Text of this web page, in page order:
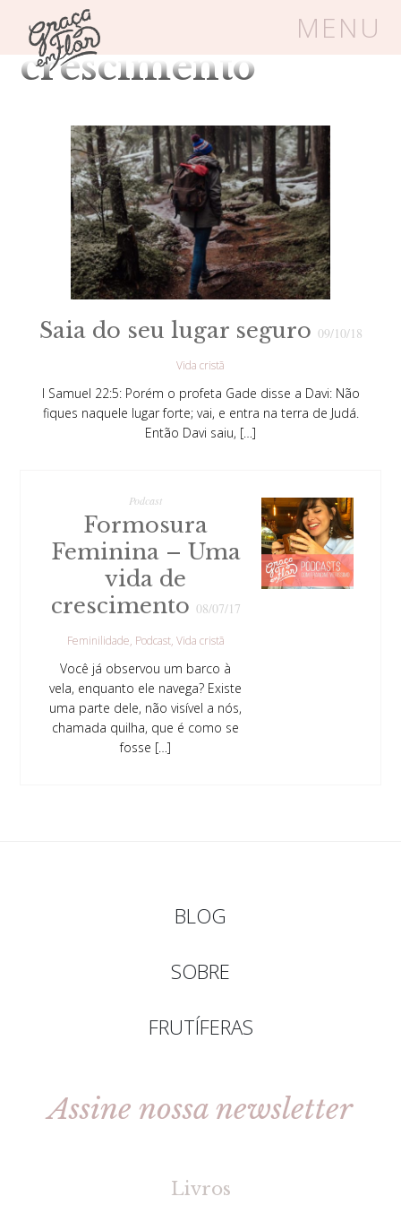
MENU
Um espaço seguro onde mulheres
Livros Carrinho Login
BLOG
SOBRE
FRUTÍFERAS
Tag Arquivos:
crescimento
Saia do seu lugar seguro 09/10/18
Vida cristã
I Samuel 22:5: Porém o profeta Gade disse a Davi: Não
fiques naquele lugar forte; vai, e entra na terra de Judá.
Então Davi saiu, […]
Podcast
Formosura
Feminina – Uma
vida de
crescimento 08/07/17
Feminilidade Podcast Vida cristã
Você já observou um barco à
vela, enquanto ele navega? Existe
uma parte dele, não visível a nós,
chamada quilha, que é como se
fosse […]
BLOG
SOBRE
FRUTÍFERAS
Assine nossa newsletter
Livros